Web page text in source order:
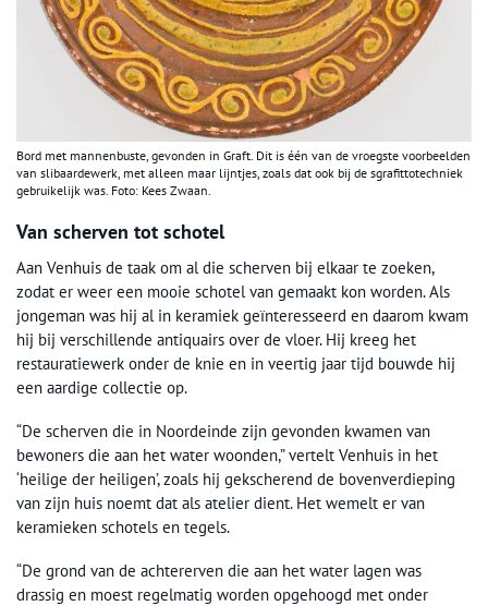
Bord met mannenbuste, gevonden in Graft. Dit is één van de vroegste voorbeelden
van slibaardewerk, met alleen maar lijntjes, zoals dat ook bij de sgrafittotechniek
gebruikelijk was. Foto: Kees Zwaan.
Van scherven tot schotel
Aan Venhuis de taak om al die scherven bij elkaar te zoeken,
zodat er weer een mooie schotel van gemaakt kon worden. Als
jongeman was hij al in keramiek geïnteresseerd en daarom kwam
hij bij verschillende antiquairs over de vloer. Hij kreeg het
restauratiewerk onder de knie en in veertig jaar tijd bouwde hij
een aardige collectie op.
“De scherven die in Noordeinde zijn gevonden kwamen van
bewoners die aan het water woonden,” vertelt Venhuis in het
‘heilige der heiligen’, zoals hij gekscherend de bovenverdieping
van zijn huis noemt dat als atelier dient. Het wemelt er van
keramieken schotels en tegels.
“De grond van de achtererven die aan het water lagen was
drassig en moest regelmatig worden opgehoogd met onder